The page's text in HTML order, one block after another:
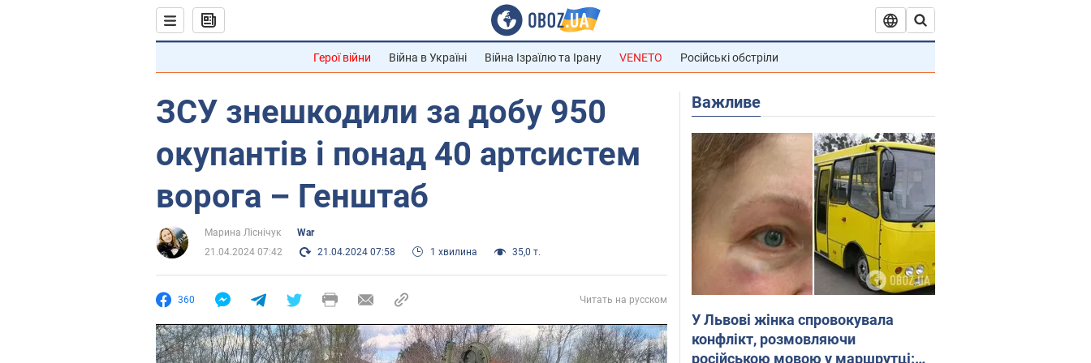
Герої війни Війна в Україні Війна Ізраїлю та Ірану VENETO Російські обстріли
ЗСУ знешкодили за добу 950
окупантів і понад 40 артсистем
ворога – Генштаб
Марина Ліснічук
War
21.04.2024 07:42
21.04.2024 07:58 1 хвилина 35,0 т.
360 Читать на русском
Важливе
У Львові жінка спровокувала
конфлікт, розмовляючи
російською мовою у маршрутці: